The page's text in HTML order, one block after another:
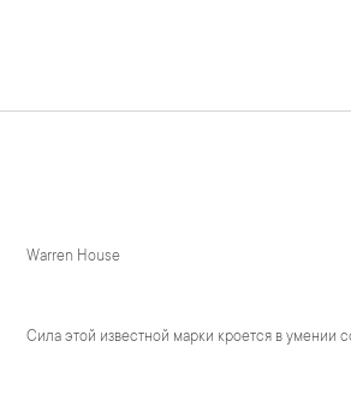
Warren House
Сила этой известной марки кроется в умении